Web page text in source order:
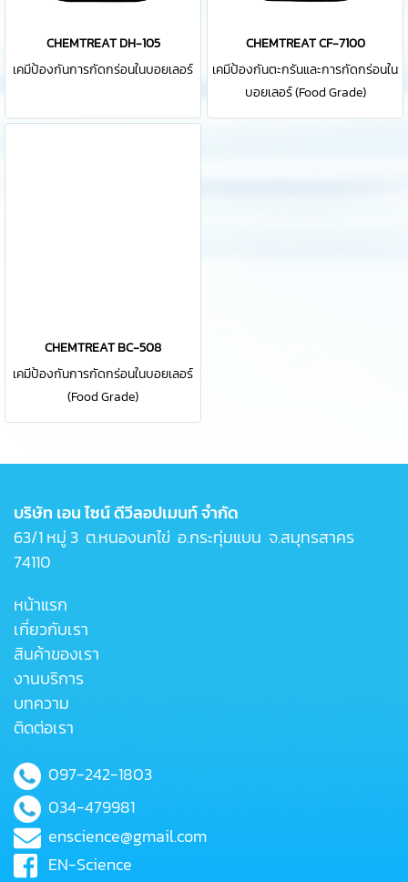
CHEMTREAT DH-105
เคมีป้องกันการกัดกร่อนในบอยเลอร์
CHEMTREAT CF-7100
เคมีป้องกันตะกรันและการกัดกร่อนใน
บอยเลอร์ (Food Grade)
CHEMTREAT BC-508
เคมีป้องกันการกัดกร่อนในบอยเลอร์
(Food Grade)
บริษัท เอน ไซน์ ดีวีลอปเมนท์ จำกัด
63/1 หมู่ 3 ต.หนองนกไข่ อ.กระทุ่มแบน จ.สมุทรสาคร
74110
หน้าแรก
เกี่ยวกับเรา
สินค้าของเรา
งานบริการ
บทความ
ติดต่อเรา
097-242-1803
034-479981
enscience@gmail.com
EN-Science